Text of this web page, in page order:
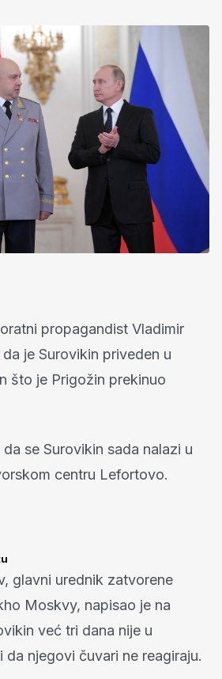
propagandist Vladimir
je Surovikin priveden u
što je Prigožin prekinuo
se Surovikin sada nalazi u
centru Lefortovo.
glavni urednik zatvorene
Moskvy, napisao je na
već tri dana nije u
njegovi čuvari ne reagiraju.